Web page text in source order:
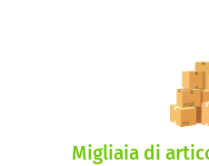
Migliaia di